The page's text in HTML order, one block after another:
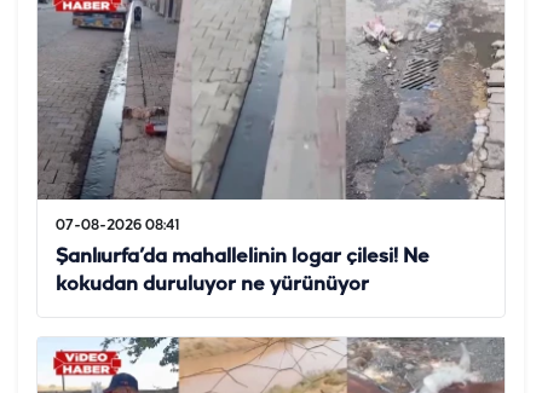
07-08-2026 08:41
Şanlıurfa’da mahallelinin logar çilesi! Ne
kokudan duruluyor ne yürünüyor